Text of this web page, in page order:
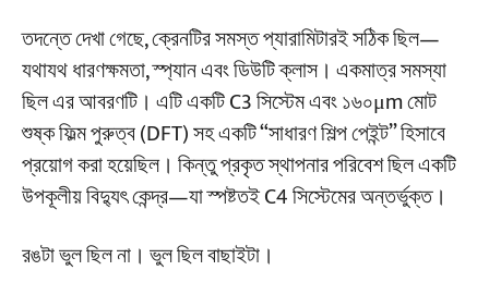
আমাদের সম্পর্কে
যোগাযোগ করুন
মূল তুলনা: আপনার ওভারহেড ক্রেনের জন্য C3 থেকে C5-M
পর্যন্ত পরিবেশে কীভাবে একটি ISO 12944 কোটিং স্কিম
বেছে নেবেন
C3 পরিবেশ (সাধারণ শিল্প) – অধিকাংশ ইনডোর ওভারহেড
ক্রেনের জন্য আদর্শ
C5 পরিবেশ (চরম ক্ষয়) – রাসায়নিক, অফশোর, গ্রীষ্মমন্ডলীয়
তদন্তে দেখা গেছে, ক্রেনটির সমস্ত প্যারামিটারই সঠিক ছিল—
যথাযথ ধারণক্ষমতা, স্প্যান এবং ডিউটি ক্লাস। একমাত্র সমস্যা
ছিল এর আবরণটি। এটি একটি C3 সিস্টেম এবং ১৬০μm মোট
শুষ্ক ফিল্ম পুরুত্ব (DFT) সহ একটি “সাধারণ শিল্প পেইন্ট” হিসাবে
প্রয়োগ করা হয়েছিল। কিন্তু প্রকৃত স্থাপনার পরিবেশ ছিল একটি
উপকূলীয় বিদ্যুৎ কেন্দ্র—যা স্পষ্টতই C4 সিস্টেমের অন্তর্ভুক্ত।
রঙটা ভুল ছিল না। ভুল ছিল বাছাইটা।